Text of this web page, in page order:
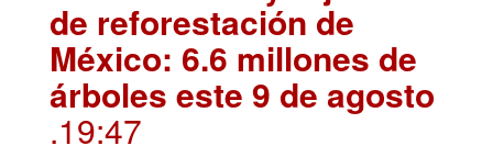
de reforestación de
México: 6.6 millones de
árboles este 9 de agosto
.19:47